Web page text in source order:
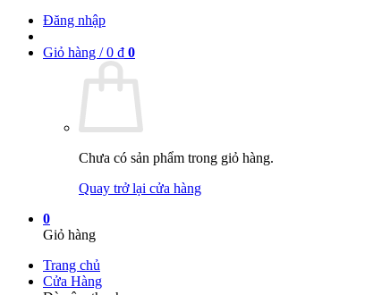
Đăng nhập
Giỏ hàng /0 ₫ 0
Chưa có sản phẩm trong giỏ hàng.
Quay trở lại cửa hàng
0
Giỏ hàng
Trang chủ
Cửa Hàng